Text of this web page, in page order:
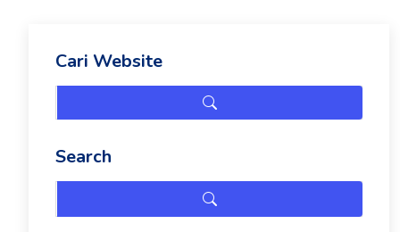
Cari Website
Search